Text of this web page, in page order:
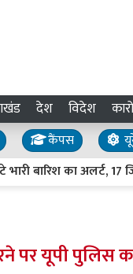
देश विदेश
कैंपस
का अलर्ट, 17
पर यूपी पुलिस